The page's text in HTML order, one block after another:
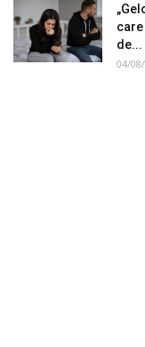
de...
04/